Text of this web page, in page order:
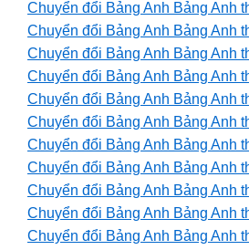
Chuyển đổi Bảng Anh Bảng Anh
Chuyển đổi Bảng Anh Bảng Anh
Chuyển đổi Bảng Anh Bảng Anh
Chuyển đổi Bảng Anh Bảng Anh
Chuyển đổi Bảng Anh Bảng Anh
Chuyển đổi Bảng Anh Bảng Anh
Chuyển đổi Bảng Anh Bảng Anh
Chuyển đổi Bảng Anh Bảng Anh
Chuyển đổi Bảng Anh Bảng Anh
Chuyển đổi Bảng Anh Bảng Anh
Chuyển đổi Bảng Anh Bảng Anh